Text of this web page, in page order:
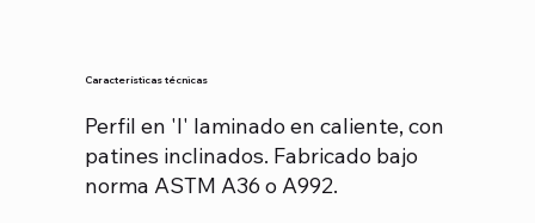
Características técnicas
Perfil en 'I' laminado en caliente, con
patines inclinados. Fabricado bajo
norma ASTM A36 o A992.